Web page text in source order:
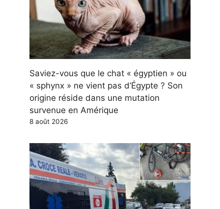
Saviez-vous que le chat « égyptien » ou
« sphynx » ne vient pas d’Égypte ? Son
origine réside dans une mutation
survenue en Amérique
8 août 2026